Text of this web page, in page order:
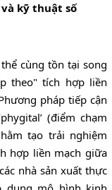
kỹ thuật số
cùng tồn tại song
theo" tích hợp liền
pháp tiếp cận
(điểm chạm
tạo trải nghiệm
hợp liền mạch giữa
nhà sản xuất thực